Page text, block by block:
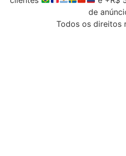
de
Todos os direitos